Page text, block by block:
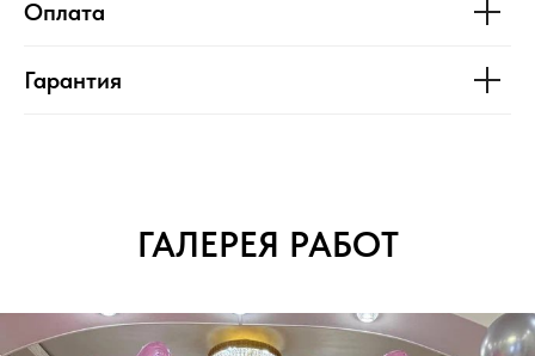
Оплата
Гарантия
ГАЛЕРЕЯ РАБОТ